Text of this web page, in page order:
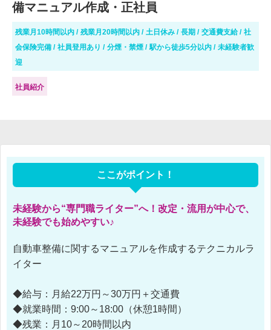
備マニュアル作成・正社員
残業月10時間以内 残業月20時間以内 土日休み 長期 交通費支給
社
会保険完備
社員登用あり 分煙・禁煙 駅から徒歩5分以内
未経験者歓
迎
社員紹介
ここがポイント！
未経験から“専門職ライター”へ！改定・流用が中心で、
未経験でも始めやすい♪
自動車整備に関するマニュアルを作成するテクニカルラ
イター
◆給与：月給22万円～30万円＋交通費
◆就業時間：9:00～18:00（休憩1時間）
◆残業：月10～20時間以内